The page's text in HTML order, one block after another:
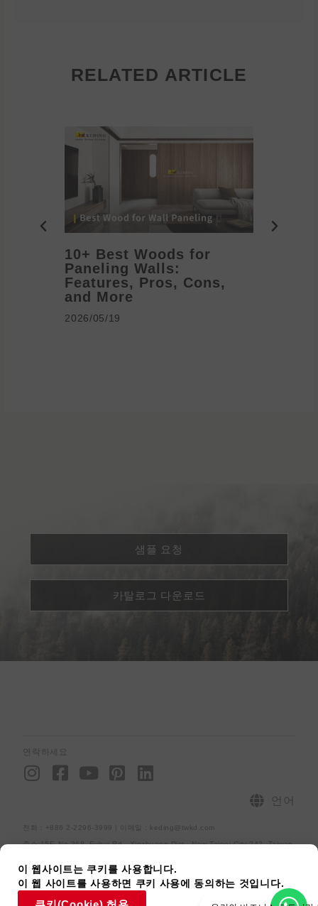
RELATED ARTICLE
10+ Best Woods for
Paneling Walls:
Features, Pros, Cons,
and More
2026/05/19
샘플 요청
카탈로그 다운로드
전화：+886 2-2296-3999 | 이메일 : keding@twkd.com
주소:15F.,No.268, Fuhui Rd., Xinzhuang Dist., New Taipei City 242, Taiwan
사이트맵개인정보처리방침[raiseup_copyright]
연락하세요
I
n
r
a
F
a
b
o
k
Y
o
u
e
P
i
e
e
s
L
i
e
i
n
언어
이 웹사이트는 쿠키를 사용합니다.
이 웹 사이트를 사용하면 쿠키 사용에 동의하는 것입니다.